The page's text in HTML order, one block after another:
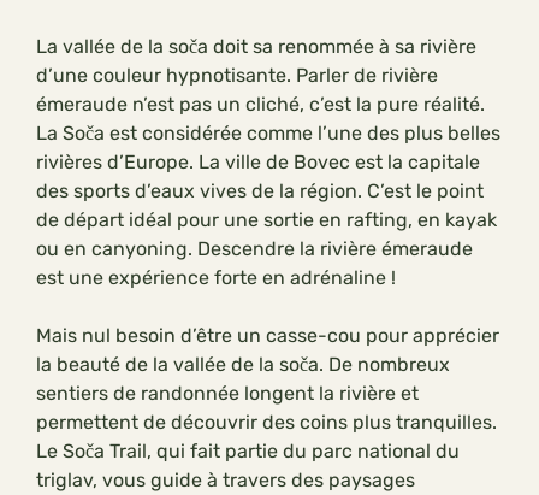
La vallée de la soča doit sa renommée à sa rivière
d’une couleur hypnotisante. Parler de rivière
émeraude n’est pas un cliché, c’est la pure réalité.
La Soča est considérée comme l’une des plus belles
rivières d’Europe. La ville de Bovec est la capitale
des sports d’eaux vives de la région. C’est le point
de départ idéal pour une sortie en rafting, en kayak
ou en canyoning. Descendre la rivière émeraude
est une expérience forte en adrénaline !
Mais nul besoin d’être un casse-cou pour apprécier
la beauté de la vallée de la soča. De nombreux
sentiers de randonnée longent la rivière et
permettent de découvrir des coins plus tranquilles.
Le Soča Trail, qui fait partie du parc national du
triglav, vous guide à travers des paysages